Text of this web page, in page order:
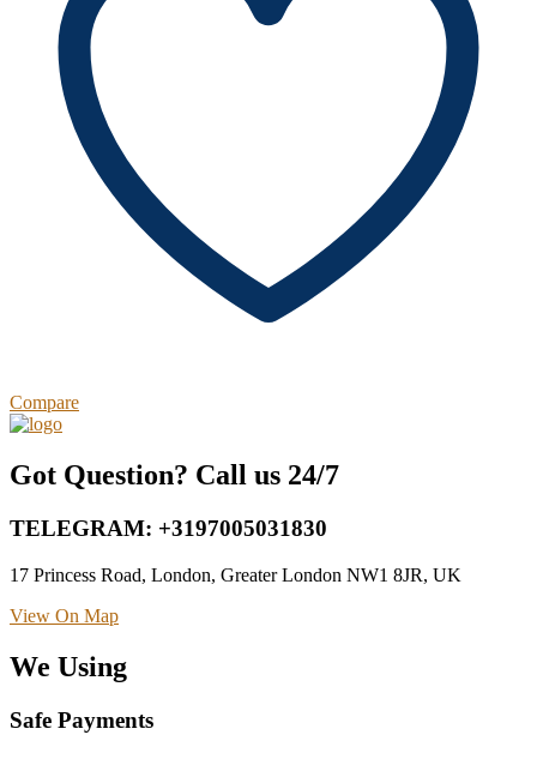
Compare
Got Question? Call us 24/7
TELEGRAM: +3197005031830
17 Princess Road, London, Greater London NW1 8JR, UK
View On Map
We Using
Safe Payments